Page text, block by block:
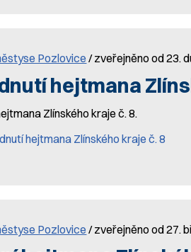
Pozlovice / zveřejněno od 23.
hejtmana
Zlínského kraje č. 8.
hejtmana Zlínského kraje č. 8
Pozlovice / zveřejněno od 27.